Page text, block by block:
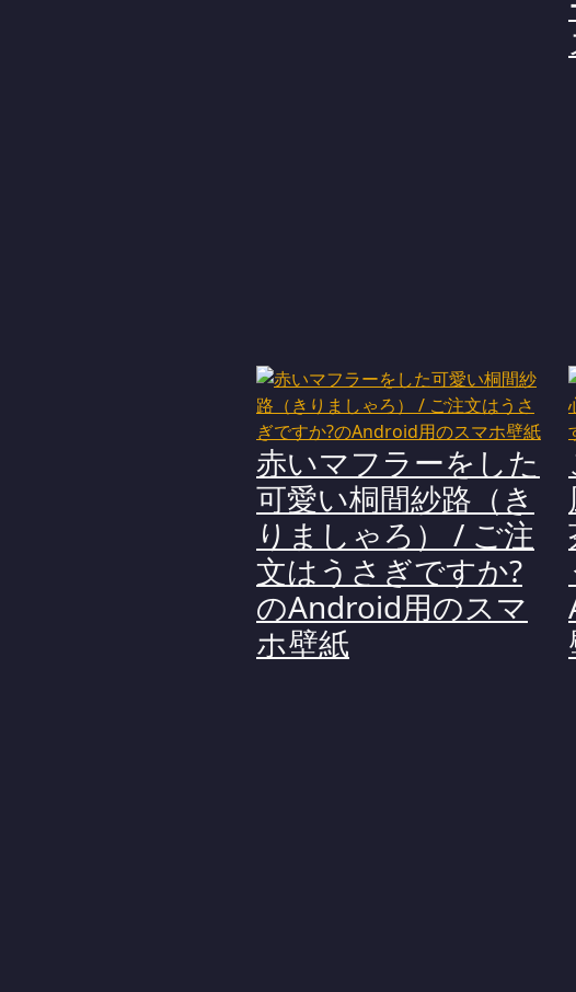
赤いマフラーをした
可愛い桐間紗路（き
りましゃろ） / ご注
文はうさぎですか?
のAndroid用のスマ
ホ壁紙